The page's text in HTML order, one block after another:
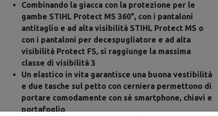
Combinando la giacca con la protezione per le
gambe STIHL Protect MS 360°, con i pantaloni
antitaglio e ad alta visibilità STIHL Protect MS o
con i pantaloni per decespugliatore e ad alta
visibilità Protect FS, si raggiunge la massima
classe di visibilità 3
Un elastico in vita garantisce una buona vestibilità
e due tasche sul petto con cerniera permettono di
portare comodamente con sé smartphone, chiavi e
portafoglio